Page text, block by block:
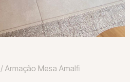
/ Armação Mesa Amalfi